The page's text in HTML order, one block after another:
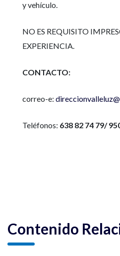
y vehículo.
NO ES REQUISITO
EXPERIENCIA.
CONTACTO:
correo-e:
Teléfonos: 638 82 74 79/
Contenido